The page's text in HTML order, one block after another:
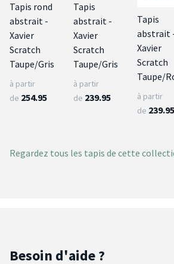
Tapis rond
abstrait -
Xavier
Scratch
Taupe/Gris
à partir
de 254.95
Tapis
abstrait -
Xavier
Scratch
Taupe/Gris
à partir
de 239.95
Tapis
abstrait
Xavier
Scratch
Taupe/
à partir
de 239.95
Regardez tous les tapis de cette
Besoin d'aide ?